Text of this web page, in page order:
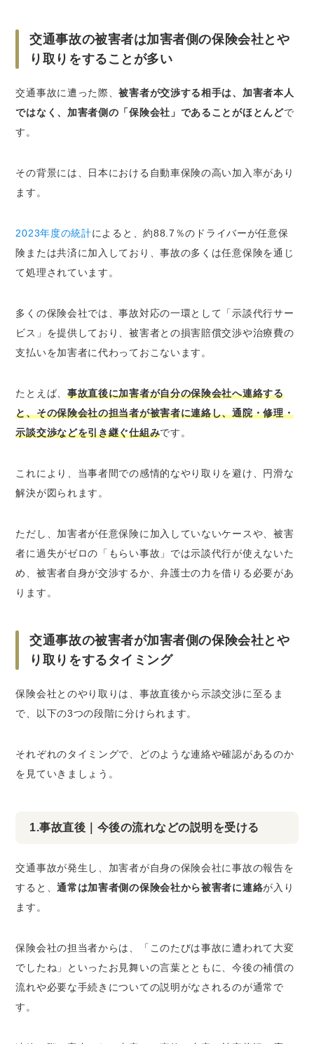
交通事故の被害者は加害者側の保険会社とや
り取りをすることが多い
交通事故に遭った際、被害者が交渉する相手は、加害者本人
ではなく、加害者側の「保険会社」であることがほとんどで
す。
その背景には、日本における自動車保険の高い加入率があり
ます。
2023年度の統計によると、約88.7％のドライバーが任意保
険または共済に加入しており、事故の多くは任意保険を通じ
て処理されています。
多くの保険会社では、事故対応の一環として「示談代行サー
ビス」を提供しており、被害者との損害賠償交渉や治療費の
支払いを加害者に代わっておこないます。
たとえば、 事故直後に加害者が自分の保険会社へ連絡する
と、その保険会社の担当者が被害者に連絡し、通院・修理・
示談交渉などを引き継ぐ仕組みです。
これにより、当事者間での感情的なやり取りを避け、円滑な
解決が図られます。
ただし、 加害者が任意保険に加入していないケースや、被害
者に過失がゼロの「もらい事故」では示談代行が使えないた
め、被害者自身が交渉するか、弁護士の力を借りる必要があ
ります。
交通事故の被害者が加害者側の保険会社とや
り取りをするタイミング
保険会社とのやり取りは、事故直後から示談交渉に至るま
で、以下の3つの段階に分けられます。
それぞれのタイミングで、どのような連絡や確認があるのか
を見ていきましょう。
1.事故直後｜今後の流れなどの説明を受ける
交通事故が発生し、加害者が自身の保険会社に事故の報告を
すると、通常は加害者側の保険会社から被害者に連絡が入り
ます。
保険会社の担当者からは、「このたびは事故に遭われて大変
でしたね」といったお見舞いの言葉とともに、今後の補償の
流れや必要な手続きについての説明がなされるのが通常で
す。